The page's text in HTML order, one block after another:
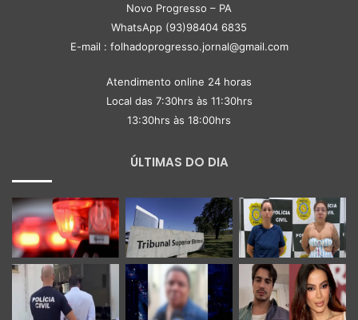
Novo Progresso – PA
WhatsApp (93)98404 6835
E-mail : folhadoprogresso.jornal@gmail.com
Atendimento online 24 horas
Local das 7:30hrs às 11:30hrs
13:30hrs às 18:00hrs
ÚLTIMAS DO DIA